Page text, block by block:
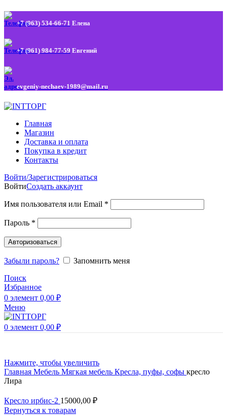
+7 (963) 534-66-71 Елена
+7 (961) 984-77-59 Евгений
evgeniy-nechaev-1989@mail.ru
Главная
Магазин
Доставка и оплата
Покупка в кредит
Контакты
Войти/Зарегистрироваться
ВойтиСоздать аккаунт
Имя пользователя или Email *
Пароль *
Авторизоваться
Забыли пароль?
Запомнить меня
Поиск
Избранное
0 элемент 0,00 ₽
Меню
0 элемент 0,00 ₽
Нажмите, чтобы увеличить
Главная Мебель Мягкая мебель Кресла, пуфы, софы кресло
Лира
Кресло ирбис-2 15000,00 ₽
Вернуться к товарам